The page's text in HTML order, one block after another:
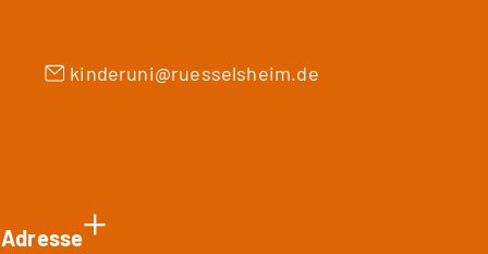
kinderuni ruesselsheim de
Adresse